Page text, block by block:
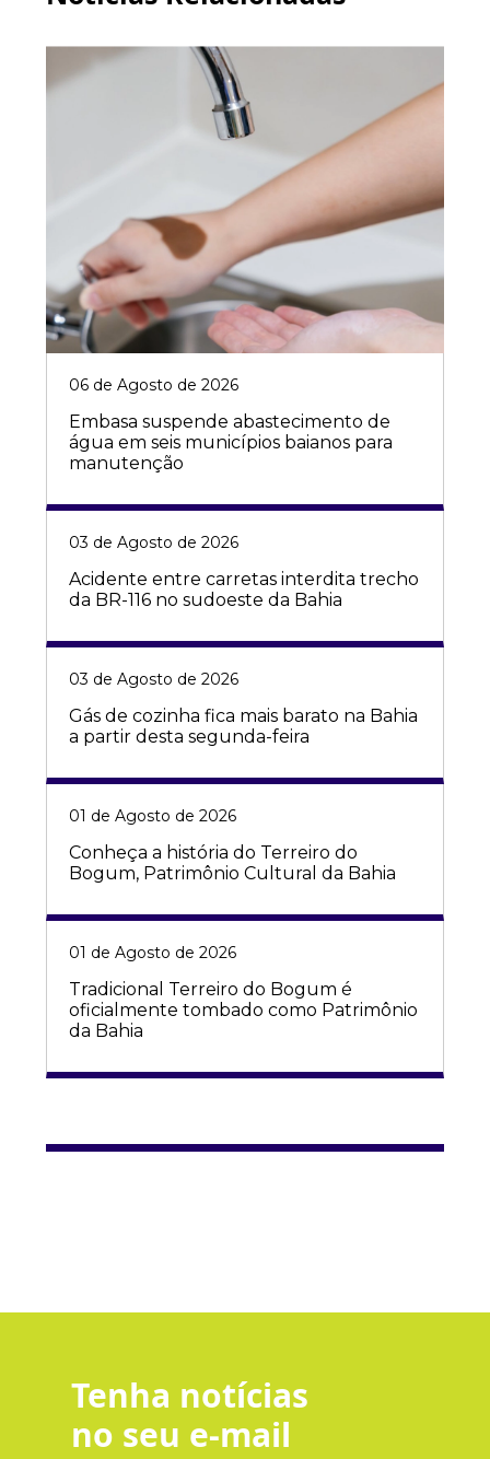
06 de Agosto de 2026
Embasa suspende abastecimento de
água em seis municípios baianos para
manutenção
03 de Agosto de 2026
Acidente entre carretas interdita trecho
da BR-116 no sudoeste da Bahia
03 de Agosto de 2026
Gás de cozinha fica mais barato na Bahia
a partir desta segunda-feira
01 de Agosto de 2026
Conheça a história do Terreiro do
Bogum, Patrimônio Cultural da Bahia
01 de Agosto de 2026
Tradicional Terreiro do Bogum é
oficialmente tombado como Patrimônio
da Bahia
Tenha notícias
no seu e-mail